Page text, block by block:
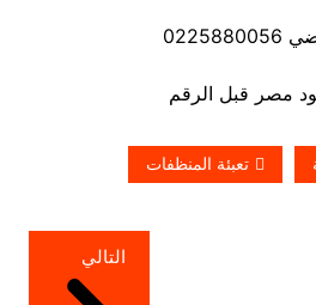
تعبئة المنظفات
التالي